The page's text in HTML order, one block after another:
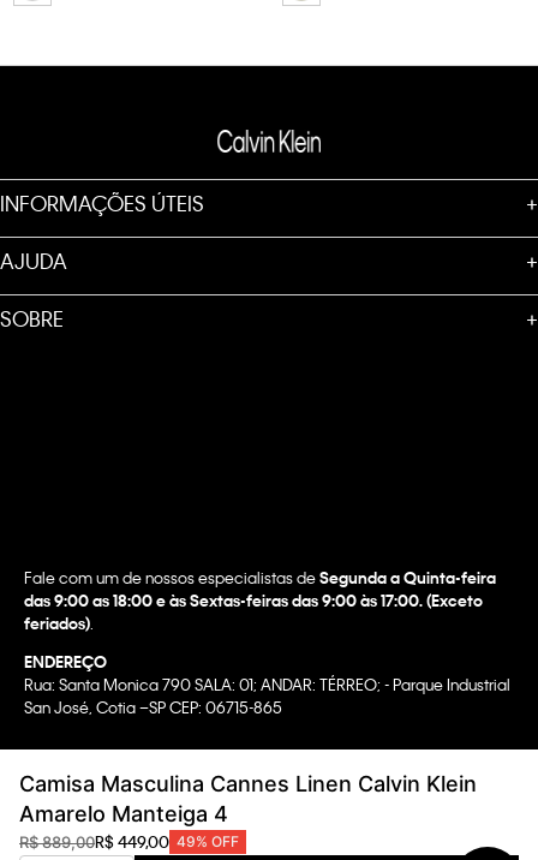
Camisa Masculina Cannes Linen Calvin Klein
Amarelo Manteiga 4
R$889,00R$449,00 49% OFF
INFORMAÇÕES ÚTEIS +
AJUDA +
SOBRE +
Fale com um de nossos especialistas deSegunda a Quinta-feira
das 9:00 as 18:00 e às Sextas-feiras das 9:00 às 17:00. (Exceto
feriados)
ENDEREÇO
Rua: Santa Monica 790 SALA: 01; ANDAR: TÉRREO; - Parque Industrial
San José, Cotia –SP CEP: 06715-865
WBR INDUSTRIA E COMERCIO DE VESTUARIO LTDA.
CNPJ 07.296.319/0058-90